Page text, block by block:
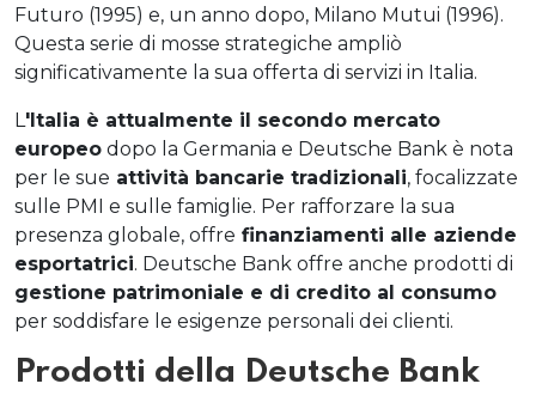
Futuro (1995) e, un anno dopo, Milano Mutui (1996).
Questa serie di mosse strategiche ampliò
significativamente la sua offerta di servizi in Italia.
L'Italia è attualmente il secondo mercato
europeo dopo la Germania e Deutsche Bank è nota
per le sue attività bancarie tradizionali, focalizzate
sulle PMI e sulle famiglie. Per rafforzare la sua
presenza globale, offre finanziamenti alle aziende
esportatrici. Deutsche Bank offre anche prodotti di
gestione patrimoniale e di credito al consumo
per soddisfare le esigenze personali dei clienti.
Prodotti della Deutsche Bank